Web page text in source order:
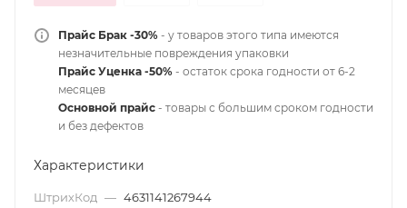
Прайс Брак -30% - у товаров этого типа имеются
незначительные повреждения упаковки
Прайс Уценка -50% - остаток срока годности от 6-2
месяцев
Основной прайс - товары с большим сроком годности
и без дефектов
Характеристики
ШтрихКод — 4631141267944